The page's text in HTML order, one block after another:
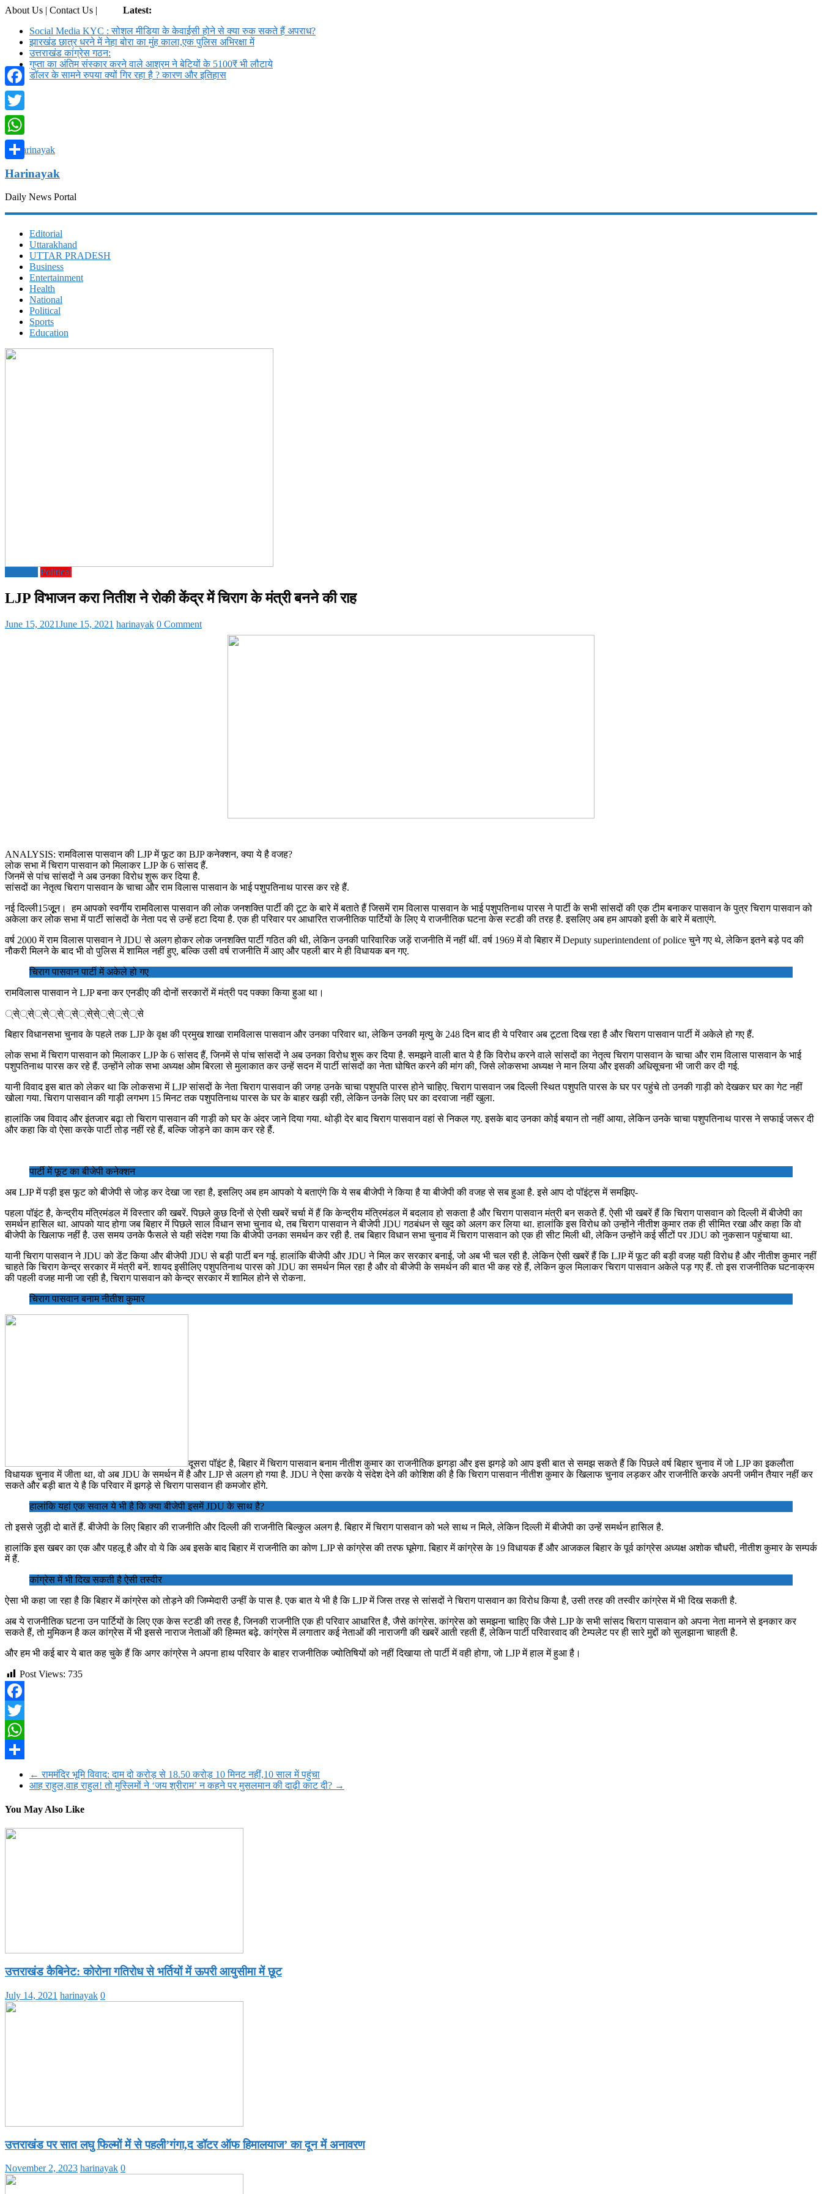
About Us | Contact Us |
Latest:
Social Media KYC : सोशल मीडिया के केवाईसी होने से क्या रुक सकते हैं अपराध?
झारखंड छात्र धरने में नेहा बोरा का मुंह काला,एक पुलिस अभिरक्षा में
उत्तराखंड कांग्रेस गठन:
गुप्ता का अंतिम संस्कार करने वाले आश्रम ने बेटियों के 5100₹ भी लौटाये
डॉलर के सामने रुपया क्यों गिर रहा है ? कारण और इतिहास
Harinayak
Daily News Portal
Editorial
Uttarakhand
UTTAR PRADESH
Business
Entertainment
Health
National
Political
Sports
Education
Political
LJP विभाजन करा नितीश ने रोकी केंद्र में चिराग के मंत्री बनने की राह
June 15, 2021June 15, 2021 harinayak 0 Comment
ANALYSIS: रामविलास पासवान की LJP में फूट का BJP कनेक्शन, क्या ये है वजह?
लोक सभा में चिराग पासवान को मिलाकर LJP के 6 सांसद हैं.
जिनमें से पांच सांसदों ने अब उनका विरोध शुरू कर दिया है.
सांसदों का नेतृत्व चिराग पासवान के चाचा और राम विलास पासवान के भाई पशुपतिनाथ पारस कर रहे हैं.
नई दिल्ली15जूूून। हम आपको स्वर्गीय रामविलास पासवान की लोक जनशक्ति पार्टी की टूट के बारे में बताते हैं जिसमें राम विलास पासवान के भाई पशुपतिनाथ पारस ने पार्टी के सभी सांसदों की एक टीम बनाकर पासवान के पुत्र चिराग पासवान को
अकेला कर लोक सभा में पार्टी सांसदों के नेता पद से उन्हें हटा दिया है. एक ही परिवार पर आधारित राजनीतिक पार्टियों के लिए ये राजनीतिक घटना केस स्टडी की तरह है. इसलिए अब हम आपको इसी के बारे में बताएंगे.
वर्ष 2000 में राम विलास पासवान ने JDU से अलग होकर लोक जनशक्ति पार्टी गठित की थी, लेकिन उनकी पारिवारिक जड़ें राजनीति में नहीं थीं. वर्ष 1969 में वो बिहार में Deputy superintendent of police चुने गए थे, लेकिन इतने बड़े पद की
नौकरी मिलने के बाद भी वो पुलिस में शामिल नहीं हुए, बल्कि उसी वर्ष राजनीति में आए और पहली बार मे ही विधायक बन गए.
चिराग पासवान पार्टी में अकेले हो गए
रामविलास पासवान ने LJP बना कर एनडीए की दोनों सरकारों में मंत्री पद पक्का किया हुआ था।
्से््से््से््से््से््से्से््से््से््से
बिहार विधानसभा चुनाव के पहले तक LJP के वृक्ष की प्रमुख शाखा रामविलास पासवान और उनका परिवार था, लेकिन उनकी मृत्यु के 248 दिन बाद ही ये परिवार अब टूटता दिख रहा है और चिराग पासवान पार्टी में अकेले हो गए हैं.
लोक सभा में चिराग पासवान को मिलाकर LJP के 6 सांसद हैं, जिनमें से पांच सांसदों ने अब उनका विरोध शुरू कर दिया है. समझने वाली बात ये है कि विरोध करने वाले सांसदों का नेतृत्व चिराग पासवान के चाचा और राम विलास पासवान के भाई
पशुपतिनाथ पारस कर रहे हैं. उन्होंने लोक सभा अध्यक्ष ओम बिरला से मुलाकात कर उन्हें सदन में पार्टी सांसदों का नेता घोषित करने की मांग की, जिसे लोकसभा अध्यक्ष ने मान लिया और इसकी अधिसूचना भी जारी कर दी गई.
यानी विवाद इस बात को लेकर था कि लोकसभा में LJP सांसदों के नेता चिराग पासवान की जगह उनके चाचा पशुपति पारस होने चाहिए. चिराग पासवान जब दिल्ली स्थित पशुपति पारस के घर पर पहुंचे तो उनकी गाड़ी को देखकर घर का गेट नहीं
खोला गया. चिराग पासवान की गाड़ी लगभग 15 मिनट तक पशुपतिनाथ पारस के घर के बाहर खड़ी रही, लेकिन उनके लिए घर का दरवाजा नहीं खुला.
हालांकि जब विवाद और इंतजार बढ़ा तो चिराग पासवान की गाड़ी को घर के अंदर जाने दिया गया. थोड़ी देर बाद चिराग पासवान वहां से निकल गए. इसके बाद उनका कोई बयान तो नहीं आया, लेकिन उनके चाचा पशुपतिनाथ पारस ने सफाई जरूर दी
और कहा कि वो ऐसा करके पार्टी तोड़ नहीं रहे हैं, बल्कि जोड़ने का काम कर रहे हैं.
पार्टी में फूट का बीजेपी कनेक्शन
अब LJP में पड़ी इस फूट को बीजेपी से जोड़ कर देखा जा रहा है, इसलिए अब हम आपको ये बताएंगे कि ये सब बीजेपी ने किया है या बीजेपी की वजह से सब हुआ है. इसे आप दो पॉइंट्स में समझिए-
पहला पॉइंट है, केन्द्रीय मंत्रिमंडल में विस्तार की खबरें. पिछले कुछ दिनों से ऐसी खबरें चर्चा में हैं कि केन्द्रीय मंत्रिमंडल में बदलाव हो सकता है और चिराग पासवान मंत्री बन सकते हैं. ऐसी भी खबरें हैं कि चिराग पासवान को दिल्ली में बीजेपी का
समर्थन हासिल था. आपको याद होगा जब बिहार में पिछले साल विधान सभा चुनाव थे, तब चिराग पासवान ने बीजेपी JDU गठबंधन से खुद को अलग कर लिया था. हालांकि इस विरोध को उन्होंने नीतीश कुमार तक ही सीमित रखा और कहा कि वो
बीजेपी के खिलाफ नहीं है. उस समय उनके फैसले से यही संदेश गया कि बीजेपी उनका समर्थन कर रही है. तब बिहार विधान सभा चुनाव में चिराग पासवान को एक ही सीट मिली थी, लेकिन उन्होंने कई सीटों पर JDU को नुकसान पहुंचाया था.
यानी चिराग पासवान ने JDU को डेंट किया और बीजेपी JDU से बड़ी पार्टी बन गई. हालांकि बीजेपी और JDU ने मिल कर सरकार बनाई, जो अब भी चल रही है. लेकिन ऐसी खबरें हैं कि LJP में फूट की बड़ी वजह यही विरोध है और नीतीश कुमार नहीं
चाहते कि चिराग केन्द्र सरकार में मंत्री बनें. शायद इसीलिए पशुपतिनाथ पारस को JDU का समर्थन मिल रहा है और वो बीजेपी के समर्थन की बात भी कह रहे हैं, लेकिन कुल मिलाकर चिराग पासवान अकेले पड़ गए हैं. तो इस राजनीतिक घटनाक्रम
की पहली वजह मानी जा रही है, चिराग पासवान को केन्द्र सरकार में शामिल होने से रोकना.
चिराग पासवान बनाम नीतीश कुमार
दूसरा पॉइंट है, बिहार में चिराग पासवान बनाम नीतीश कुमार का राजनीतिक झगड़ा और इस झगड़े को आप इसी बात से समझ सकते हैं कि पिछले वर्ष बिहार चुनाव में जो LJP का इकलौता
विधायक चुनाव में जीता था, वो अब JDU के समर्थन में है और LJP से अलग हो गया है. JDU ने ऐसा करके ये संदेश देने की कोशिश की है कि चिराग पासवान नीतीश कुमार के खिलाफ चुनाव लड़कर और राजनीति करके अपनी जमीन तैयार नहीं कर
सकते और बड़ी बात ये है कि परिवार में झगड़े से चिराग पासवान ही कमजोर होंगे.
हालांकि यहां एक सवाल ये भी है कि क्या बीजेपी इसमें JDU के साथ है?
तो इससे जुड़ी दो बातें हैं. बीजेपी के लिए बिहार की राजनीति और दिल्ली की राजनीति बिल्कुल अलग है. बिहार में चिराग पासवान को भले साथ न मिले, लेकिन दिल्ली में बीजेपी का उन्हें समर्थन हासिल है.
हालांकि इस खबर का एक और पहलू है और वो ये कि अब इसके बाद बिहार में राजनीति का कोण LJP से कांग्रेस की तरफ घूमेगा. बिहार में कांग्रेस के 19 विधायक हैं और आजकल बिहार के पूर्व कांग्रेस अध्यक्ष अशोक चौधरी, नीतीश कुमार के सम्पर्क
में हैं.
कांग्रेस में भी दिख सकती है ऐसी तस्वीर
ऐसा भी कहा जा रहा है कि बिहार में कांग्रेस को तोड़ने की जिम्मेदारी उन्हीं के पास है. एक बात ये भी है कि LJP में जिस तरह से सांसदों ने चिराग पासवान का विरोध किया है, उसी तरह की तस्वीर कांग्रेस में भी दिख सकती है.
अब ये राजनीतिक घटना उन पार्टियों के लिए एक केस स्टडी की तरह है, जिनकी राजनीति एक ही परिवार आधारित है, जैसे कांग्रेस. कांग्रेस को समझना चाहिए कि जैसे LJP के सभी सांसद चिराग पासवान को अपना नेता मानने से इनकार कर
सकते हैं, तो मुमिकन है कल कांग्रेस में भी इससे नाराज नेताओं की हिम्मत बढ़े. कांग्रेस में लगातार कई नेताओं की नाराजगी की खबरें आती रहती हैं, लेकिन पार्टी परिवारवाद की टेम्पलेट पर ही सारे मुद्दों को सुलझाना चाहती है.
और हम भी कई बार ये बात कह चुके हैं कि अगर कांग्रेस ने अपना हाथ परिवार के बाहर राजनीतिक ज्योतिषियों को नहीं दिखाया तो पार्टी में वही होगा, जो LJP में हाल में हुआ है।
Post Views: 735
Facebook
Twitter
WhatsApp
← राममंदिर भूमि विवाद: दाम दो करोड़ से 18.50 करोड़ 10 मिनट नहीं,10 साल में पहुंचा
आह राहुल,वाह राहुल! तो मुस्लिमों ने ‘जय श्रीराम’ न कहने पर मुसलमान की दाढ़ी काट दी? →
You May Also Like
उत्तराखंड कैबिनेट: कोरोना गतिरोध से भर्तियों में ऊपरी आयुसीमा में छूट
July 14, 2021 harinayak 0
उत्तराखंड पर सात लघु फिल्मों में से पहली’गंगा,द डॉटर ऑफ हिमालयाज’ का दून में अनावरण
November 2, 2023 harinayak 0
Facebook
Twitter
WhatsApp
Share